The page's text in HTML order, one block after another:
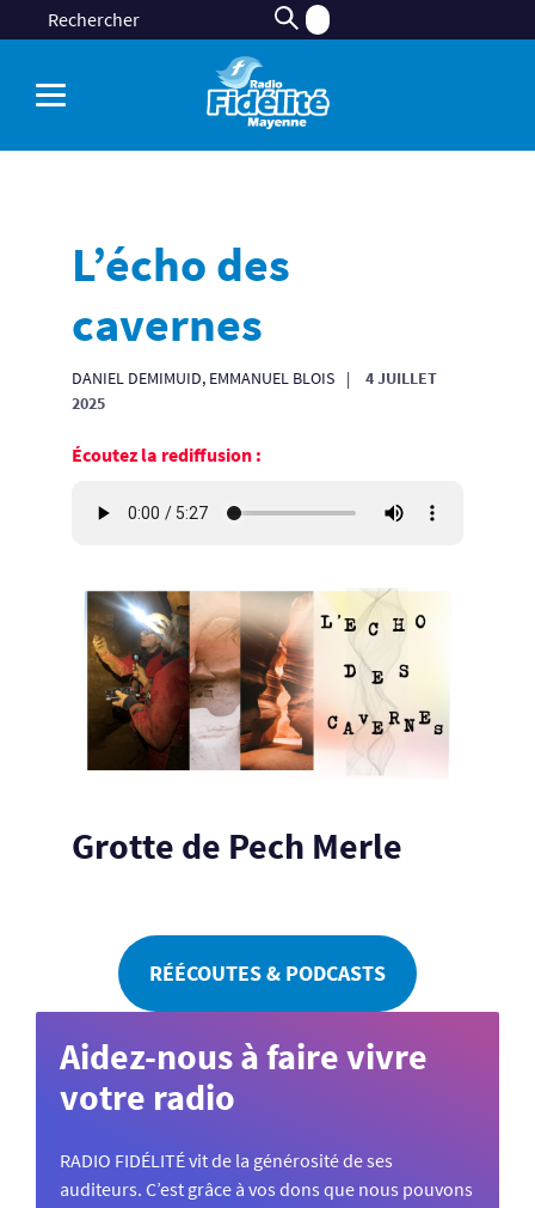
L’écho des
cavernes
DANIEL DEMIMUID, EMMANUEL BLOIS
4 JUILLET
2025
Écoutez la rediffusion :
Grotte de Pech Merle
RÉÉCOUTES & PODCASTS
Aidez-nous à faire vivre
votre radio
RADIO FIDÉLITÉ vit de la générosité de ses
auditeurs. C’est grâce à vos dons que nous pouvons